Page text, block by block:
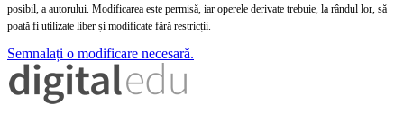
posibil, a autorului. Modificarea este permisă, iar operele derivate trebuie, la rândul lor, să
poată fi utilizate liber și modificate fără restricții.
Semnalați o modificare necesară.